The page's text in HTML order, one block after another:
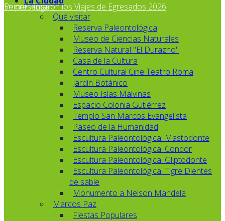
Primer Hogar
Se presentaron los Viajes de Egresados 2026
Qué visitar
Reserva Paleontológica
Museo de Ciencias Naturales
Reserva Natural "El Durazno"
Casa de la Cultura
Centro Cultural Cine Teatro Roma
Jardín Botánico
Museo Islas Malvinas
Espacio Colonia Gutiérrez
Templo San Marcos Evangelista
Paseo de la Humanidad
Escultura Paleontológica: Mastodonte
Escultura Paleontológica: Condor
Escultura Paleontológica: Gliptodonte
Escultura Paleontológica: Tigre Dientes
de sable
Monumento a Nelson Mandela
Marcos Paz
Fiestas Populares